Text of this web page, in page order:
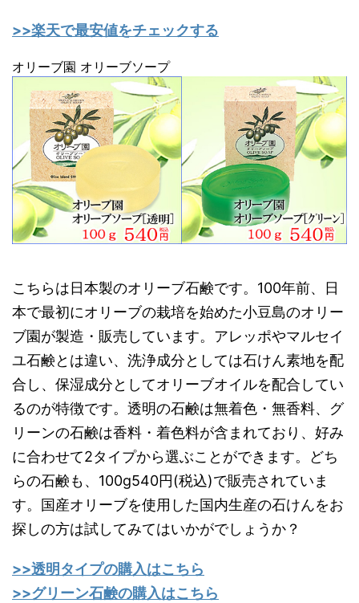
>>楽天で最安値をチェックする
オリーブ園 オリーブソープ
こちらは日本製のオリーブ石鹸です。100年前、日
本で最初にオリーブの栽培を始めた小豆島のオリー
ブ園が製造・販売しています。アレッポやマルセイ
ユ石鹸とは違い、洗浄成分としては石けん素地を配
合し、保湿成分としてオリーブオイルを配合してい
るのが特徴です。透明の石鹸は無着色・無香料、グ
リーンの石鹸は香料・着色料が含まれており、好み
に合わせて2タイプから選ぶことができます。どち
らの石鹸も、100g540円(税込)で販売されていま
す。国産オリーブを使用した国内生産の石けんをお
探しの方は試してみてはいかがでしょうか？
>>透明タイプの購入はこちら
>>グリーン石鹸の購入はこちら